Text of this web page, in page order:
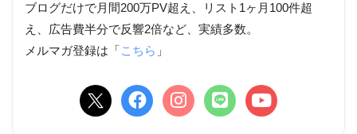
ブログだけで月間200万PV超え、リスト1ヶ月100件超
え、広告費半分で反響2倍など、実績多数。
メルマガ登録は「 こちら 」